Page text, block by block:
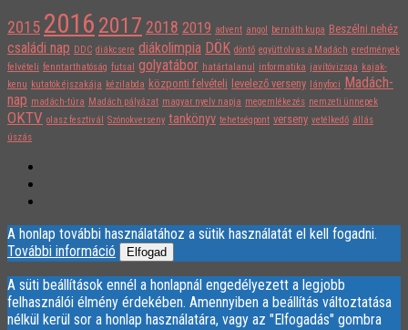
2015 2016 2017 2018 2019 advent angol bernáth kupa Beszélni nehéz
családi nap DDC diákcsere diákolimpia DÖK döntő együtt olvas a Madách eredmények
felvételi fenntarthatóság futsal golyatábor határtalanul informatika javítóvizsga kajak-
kenu kutatók éjszakája kézilabda központi felvételi levelező verseny lányfoci Madách-
nap madách-túra Madách pályázat magyar nyelv napja megemlékezés nemzeti ünnepek
OKTV olasz fesztivál Szónokverseny tankönyv tehetségpont verseny vetélkedő állás
úszás
A honlap további használatához a sütik használatát el kell fogadni.
További információ
Elfogad
A süti beállítások ennél a honlapnál engedélyezett a legjobb
felhasználói élmény érdekében. Amennyiben a beállítás változtatása
nélkül kerül sor a honlap használatára, vagy az "Elfogadás" gombra